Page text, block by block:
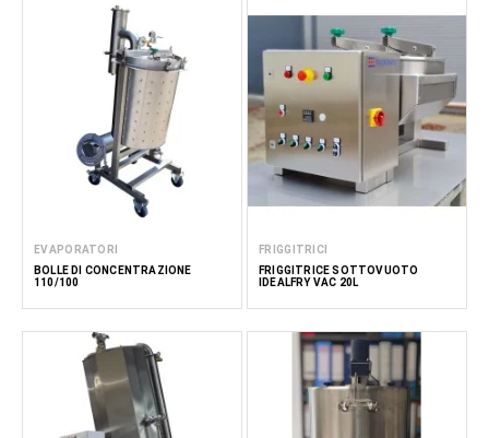
EVAPORATORI
BOLLE DI CONCENTRAZIONE
110/100
FRIGGITRICI
FRIGGITRICE SOTTOVUOTO
IDEALFRY VAC 20L